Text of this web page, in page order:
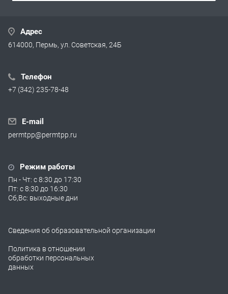
Адрес
614000, Пермь, ул. Советская, 24Б
Телефон
+7 (342) 235-78-48
E-mail
permtpp@permtpp.ru
Режим работы
Пн - Чт: с 8:30 до 17:30
Пт: с 8:30 до 16:30
Сб,Вс: выходные дни
Сведения об образовательной организации
Политика в отношении
обработки персональных
данных